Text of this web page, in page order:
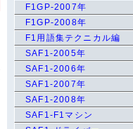
F1GP-2007年
F1GP-2008年
F1用語集テクニカル編
SAF1-2005年
SAF1-2006年
SAF1-2007年
SAF1-2008年
SAF1-F1マシン